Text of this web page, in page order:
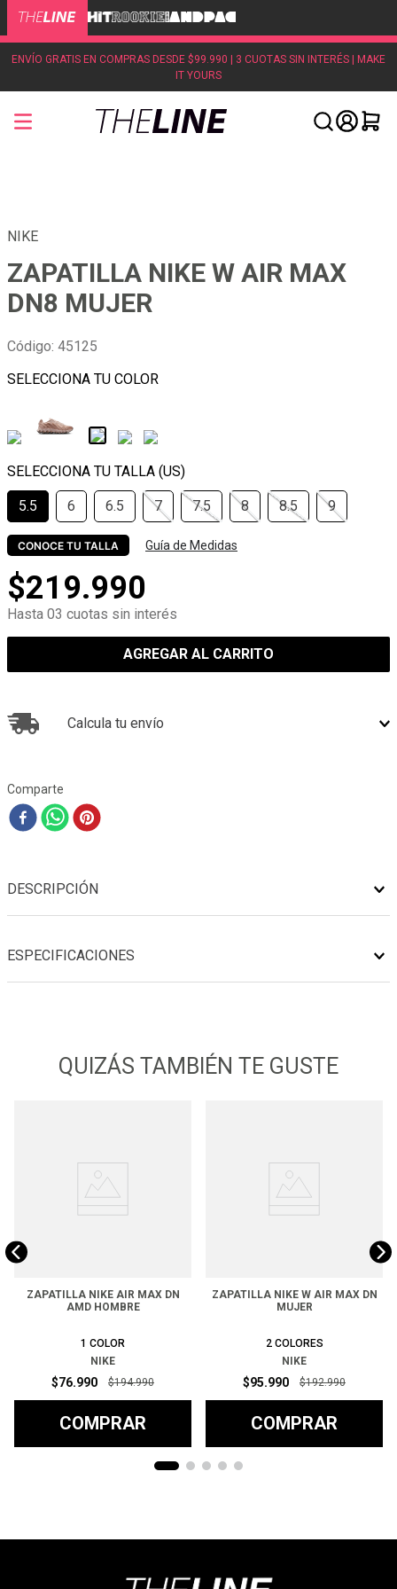
ENVÍO GRATIS EN COMPRAS DESDE $99.990 | 3 CUOTAS SIN INTERÉS | MAKE
IT YOURS
NIKE
ZAPATILLA NIKE W AIR MAX
DN8 MUJER
Código: 45125
5.5 6 6.5 7 7.5 8 8.5 9
CONOCE TU TALLA Guía de Medidas
$219.990
Hasta 03 cuotas sin interés
AGREGAR AL CARRITO
Calcula tu envío
Comparte
DESCRIPCIÓN
ESPECIFICACIONES
QUIZÁS TAMBIÉN TE GUSTE
ZAPATILLA NIKE AIR MAX DN
AMD HOMBRE
1 COLOR
NIKE
$76.990 $194.990
COMPRAR
ZAPATILLA NIKE W AIR MAX DN
MUJER
2 COLORES
NIKE
$95.990 $192.990
COMPRAR